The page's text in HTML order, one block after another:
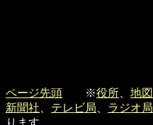
ページ先頭 ※役所 地図
新聞社
テレビ局 ラジオ局
ります。